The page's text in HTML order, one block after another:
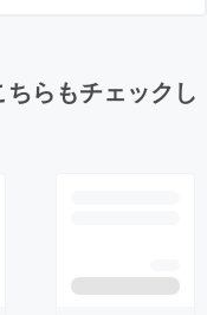
らもチェックし